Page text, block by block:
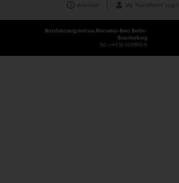
Anbieter My TruckPoint Login
Nutzfahrzeugzentrum Mercedes‑Benz Berlin-
Brandenburg
Tel.: +49 30 408980-0